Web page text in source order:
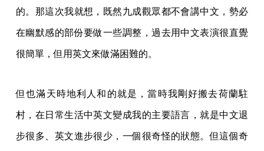
的。那這次我就想，既然九成觀眾都不會講中文，勢必
在幽默感的部份要做一些調整，過去用中文表演很直覺
很簡單，但用英文來做滿困難的。
但也滿天時地利人和的就是，當時我剛好搬去荷蘭駐
村，在日常生活中英文變成我的主要語言，就是中文退
步很多、英文進步很少，一個很奇怪的狀態。但這個奇